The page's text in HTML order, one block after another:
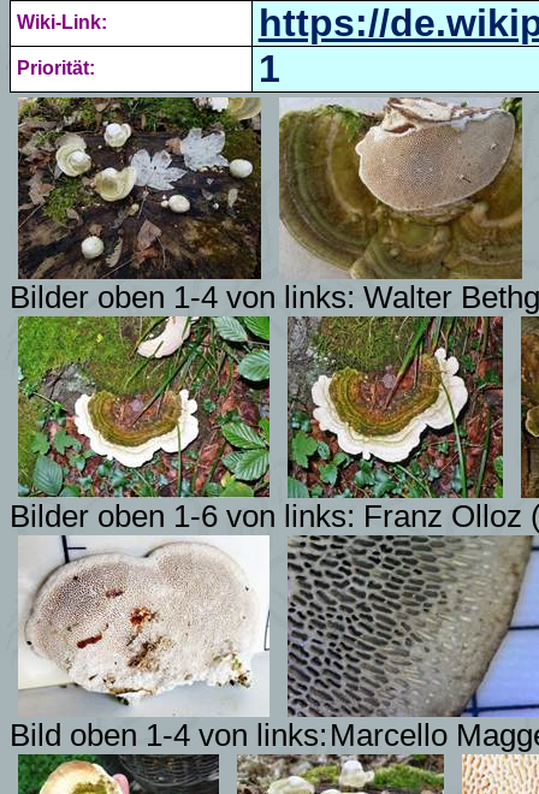
Wiki-Link: https://
Priorität: 1
Bilder oben 1-4 von links: Walter
Bilder oben 1-6 von links: Franz
Bild oben 1-4 von links: Marcello